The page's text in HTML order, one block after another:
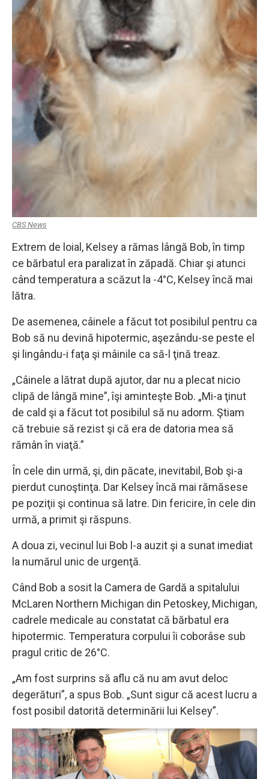
CBS News
Extrem de loial, Kelsey a rămas lângă Bob, în ​​timp
ce bărbatul era paralizat în zăpadă. Chiar şi atunci
când temperatura a scăzut la -4°C, Kelsey încă mai
lătra.
De asemenea, câinele a făcut tot posibilul pentru ca
Bob să nu devină hipotermic, aşezându-se peste el
şi lingându-i faţa şi mâinile ca să-l ţină treaz.
„Câinele a lătrat după ajutor, dar nu a plecat nicio
clipă de lângă mine”, îşi aminteşte Bob. „Mi-a ţinut
de cald şi a făcut tot posibilul să nu adorm. Ştiam
că trebuie să rezist şi că era de datoria mea să
rămân în viaţă.”
În cele din urmă, şi, din păcate, inevitabil, Bob şi-a
pierdut cunoştinţa. Dar Kelsey încă mai rămăsese
pe poziţii şi continua să latre. Din fericire, în cele din
urmă, a primit şi răspuns.
A doua zi, vecinul lui Bob l-a auzit şi a sunat imediat
la numărul unic de urgenţă.
Când Bob a sosit la Camera de Gardă a spitalului
McLaren Northern Michigan din Petoskey, Michigan,
cadrele medicale au constatat că bărbatul era
hipotermic. Temperatura corpului îi coborâse sub
pragul critic de 26°C.
„Am fost surprins să aflu că nu am avut deloc
degerături”, a spus Bob. „Sunt sigur că acest lucru a
fost posibil datorită determinării lui Kelsey”.